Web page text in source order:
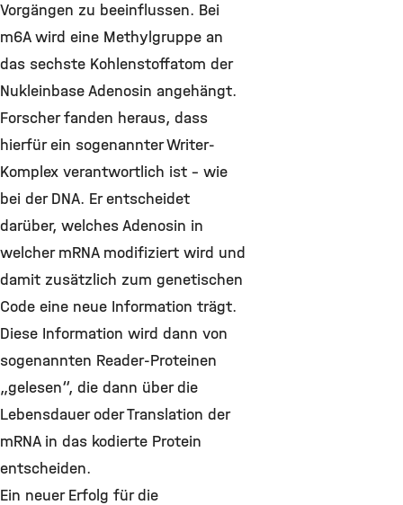
Vorgängen zu beeinflussen. Bei
m6A wird eine Methylgruppe an
das sechste Kohlenstoffatom der
Nukleinbase Adenosin angehängt.
Forscher fanden heraus, dass
hierfür ein sogenannter Writer-
Komplex verantwortlich ist – wie
bei der DNA. Er entscheidet
darüber, welches Adenosin in
welcher mRNA modifiziert wird und
damit zusätzlich zum genetischen
Code eine neue Information trägt.
Diese Information wird dann von
sogenannten Reader-Proteinen
„gelesen“, die dann über die
Lebensdauer oder Translation der
mRNA in das kodierte Protein
entscheiden.
Ein neuer Erfolg für die